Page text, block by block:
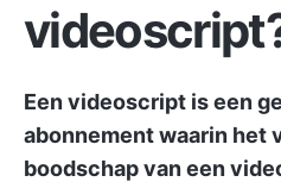
Een videoscript is een
abonnement waarin het
boodschap van een